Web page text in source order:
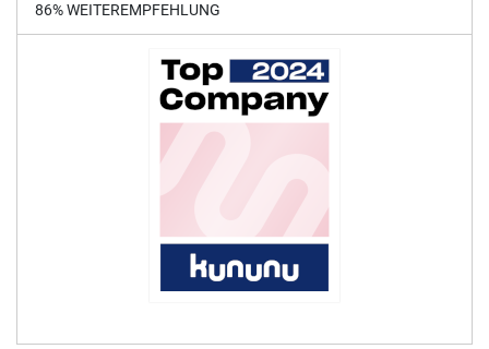
86% WEITEREMPFEHLUNG